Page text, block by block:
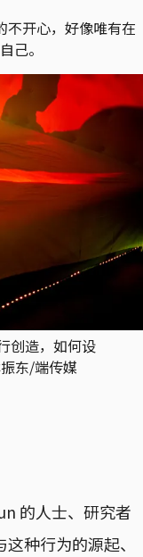
不开心，好像唯有在
己。
创造，如何设
东/端传媒
的人士、研究者
种行为的源起、